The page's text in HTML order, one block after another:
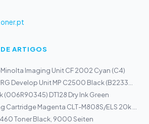
ARTIGOS
Imaging Unit CF 2002 Cyan (C4)
Ricoh/NRG Develop Unit MP C2500 Black (B2233013)
(006R90345) DT128 Dry Ink Green
Samsung Cartridge Magenta CLT-M808S/ELS 20k | MultiXpre...
Toner Black, 9000 Seiten